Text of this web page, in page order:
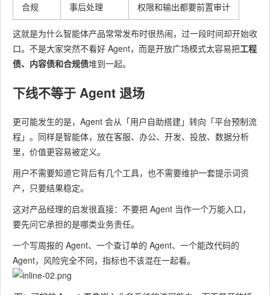
合规 事后处理 权限和输出都要前置审计
这就是为什么智能体产品常常发布时很热闹，过一段时间却开始收
口。不是大家突然不看好 Agent，而是开放广场模式太容易把工程
债、内容债和合规债堆到一起。
下线不等于 Agent 退场
更可能发生的是，Agent 会从「用户自助搭建」转向「平台预制流
程」。同样是智能体，放在客服、办公、开发、投放、数据分析
里，价值更容易被定义。
用户不需要知道它背后有几个工具，也不需要维护一套提示词资
产，只要结果稳定。
这对产品经理的启发很直接：不要把 Agent 当作一个万能入口，
要先问它承担的是哪类业务责任。
一个写周报的 Agent、一个查订单的 Agent、一个能改代码的
Agent，风险完全不同，指标也不该混在一起看。